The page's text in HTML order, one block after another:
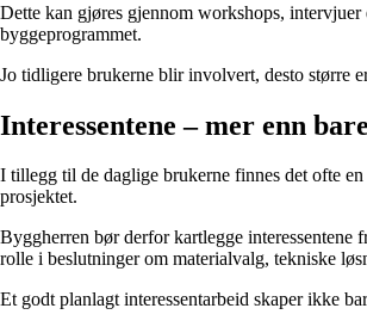
Dette kan gjøres gjennom workshops, intervjuer
byggeprogrammet.
Jo tidligere brukerne blir involvert, desto større
Interessentene – mer enn
I tillegg til de daglige brukerne finnes det ofte
prosjektet.
Byggherren bør derfor kartlegge interessentene
rolle i beslutninger om materialvalg, tekniske
Et godt planlagt interessentarbeid skaper ikke